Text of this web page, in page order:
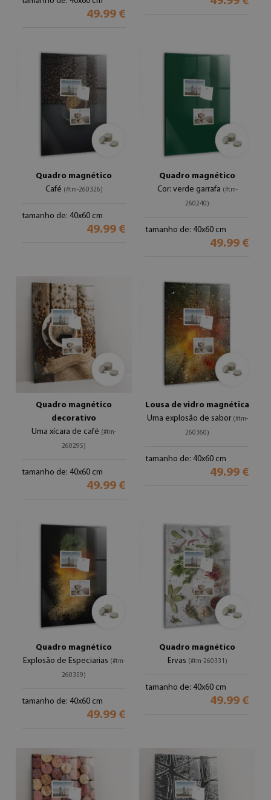
49.99 €
Quadro magnético
Café (#tm-260326)
tamanho de: 40x60 cm
49.99 €
Quadro magnético
Cor: verde garrafa (#tm-
260240)
tamanho de: 40x60 cm
49.99 €
Quadro magnético
decorativo
Uma xícara de café (#tm-
260295)
tamanho de: 40x60 cm
49.99 €
Lousa de vidro magnética
Uma explosão de sabor (#tm-
260360)
tamanho de: 40x60 cm
49.99 €
Quadro magnético
Explosão de Especiarias (#tm-
260359)
tamanho de: 40x60 cm
49.99 €
Quadro magnético
Ervas (#tm-260331)
tamanho de: 40x60 cm
49.99 €